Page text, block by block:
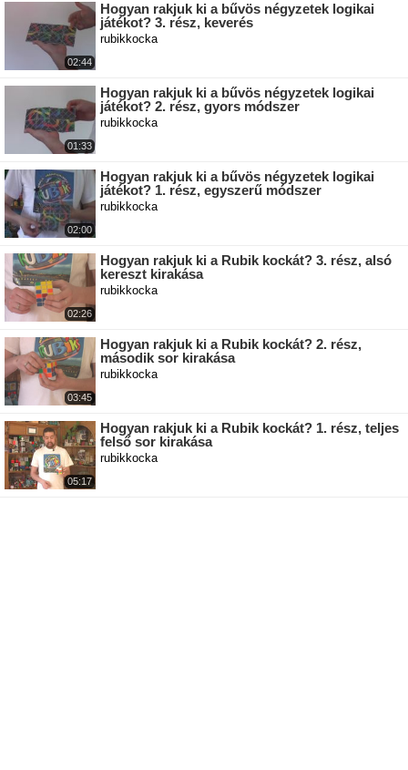
02:44
Hogyan rakjuk ki a bűvös négyzetek logikai
játékot? 3. rész, keverés
rubikkocka
01:33
Hogyan rakjuk ki a bűvös négyzetek logikai
játékot? 2. rész, gyors módszer
rubikkocka
02:00
Hogyan rakjuk ki a bűvös négyzetek logikai
játékot? 1. rész, egyszerű módszer
rubikkocka
02:26
Hogyan rakjuk ki a Rubik kockát? 3. rész, alsó
kereszt kirakása
rubikkocka
03:45
Hogyan rakjuk ki a Rubik kockát? 2. rész,
második sor kirakása
rubikkocka
05:17
Hogyan rakjuk ki a Rubik kockát? 1. rész, teljes
felső sor kirakása
rubikkocka